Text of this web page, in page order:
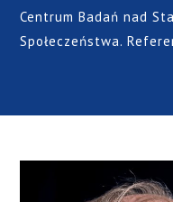
Centrum Badań nad
Społeczeństwa.